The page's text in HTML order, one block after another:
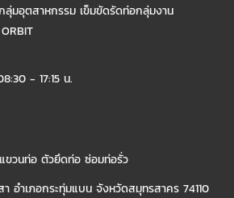
ลุ่มอุตสาหกรรม เข็มขัดรัดท่อกลุ่มงาน
- 17:15 น.
ขวนท่อ ตัวยึดท่อ ซ่อมท่อรั่ว
อำเภอกระทุ่มแบน จังหวัดสมุทรสาคร 74110